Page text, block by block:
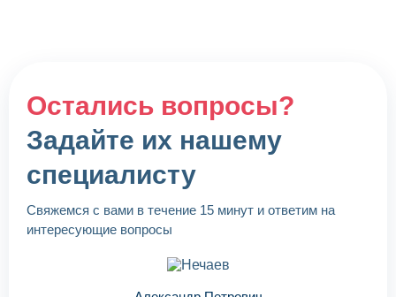
Остались вопросы?
Задайте их нашему
специалисту
Свяжемся с вами в течение 15 минут и ответим на
интересующие вопросы